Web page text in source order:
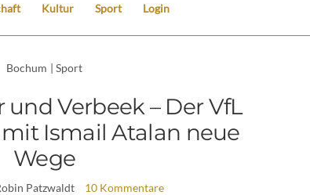
Kultur Sport Login
Bochum | Sport
Verbeek – Der VfL
Ismail Atalan neue
Wege
Patzwaldt 10 Kommentare